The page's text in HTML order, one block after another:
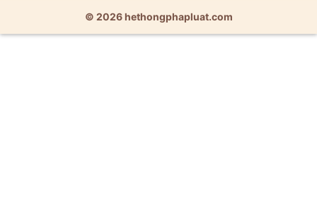
© 2026 hethongphapluat.com